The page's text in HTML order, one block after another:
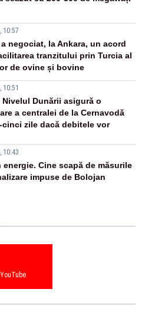
10:57
a negociat, la Ankara, un acord
tranzitului prin Turcia al
de ovine și bovine
10:51
Dunării asigură o
a centralei de la Cernavodă
cinci zile dacă debitele vor
10:43
energie. Cine scapă de măsurile
impuse de Bolojan
YouTube